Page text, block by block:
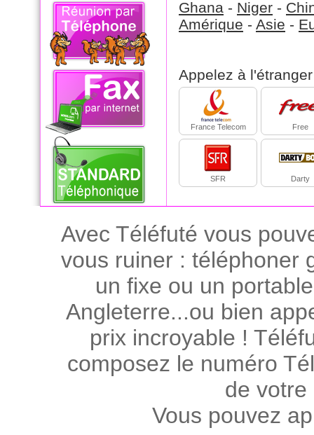
Ghana - Niger -
Amérique - Asie -
Appelez à
France Telecom Free
SFR Darty
Avec Téléfuté vous
vous ruiner : téléphoner
un fixe ou un
Angleterre...ou bien
prix incroyable !
composez le numéro
de votre
Vous pouvez